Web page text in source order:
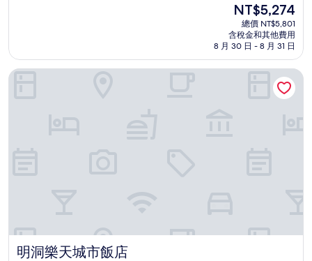
好
極
現
在
價
格
為
NT$5,274
NT$5,274
總價 NT$5,801
含稅金和其他費用
8 月 30 日 - 8 月 31 日
明洞樂天城市飯店
明洞樂天城市飯店
明洞樂天城市飯店